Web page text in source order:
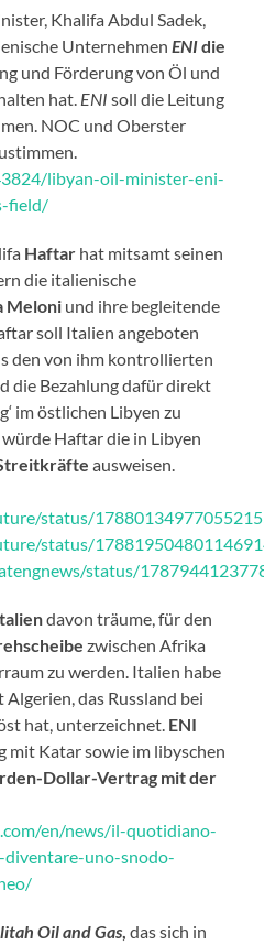
Khalifa Abdul Sadek,
Unternehmen ENIdie
und Förderung von Öl und
hat. ENI soll die Leitung
NOC und Oberster
libyan-oil-minister-eni-
field/
Haftar hat mitsamt seinen
die italienische
Meloni und ihre begleitende
soll Italien angeboten
den von ihm kontrollierten
die Bezahlung dafür direkt
im östlichen Libyen zu
Haftar die in Libyen
ausweisen.
status/
status/
status/
davon träume, für den
zwischen Afrika
zu werden. Italien habe
das Russland bei
hat, unterzeichnet. ENI
mit Katar sowie im libyschen
Dollar-Vertrag mit der
en/news/il-quotidiano-
uno-snodo-
Oil and Gas das sich in